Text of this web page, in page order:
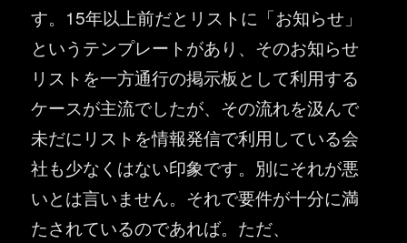
す。15年以上前だとリストに「お知らせ」
というテンプレートがあり、そのお知らせ
リストを一方通行の掲示板として利用する
ケースが主流でしたが、その流れを汲んで
未だにリストを情報発信で利用している会
社も少なくはない印象です。別にそれが悪
いとは言いません。それで要件が十分に満
たされているのであれば。ただ、